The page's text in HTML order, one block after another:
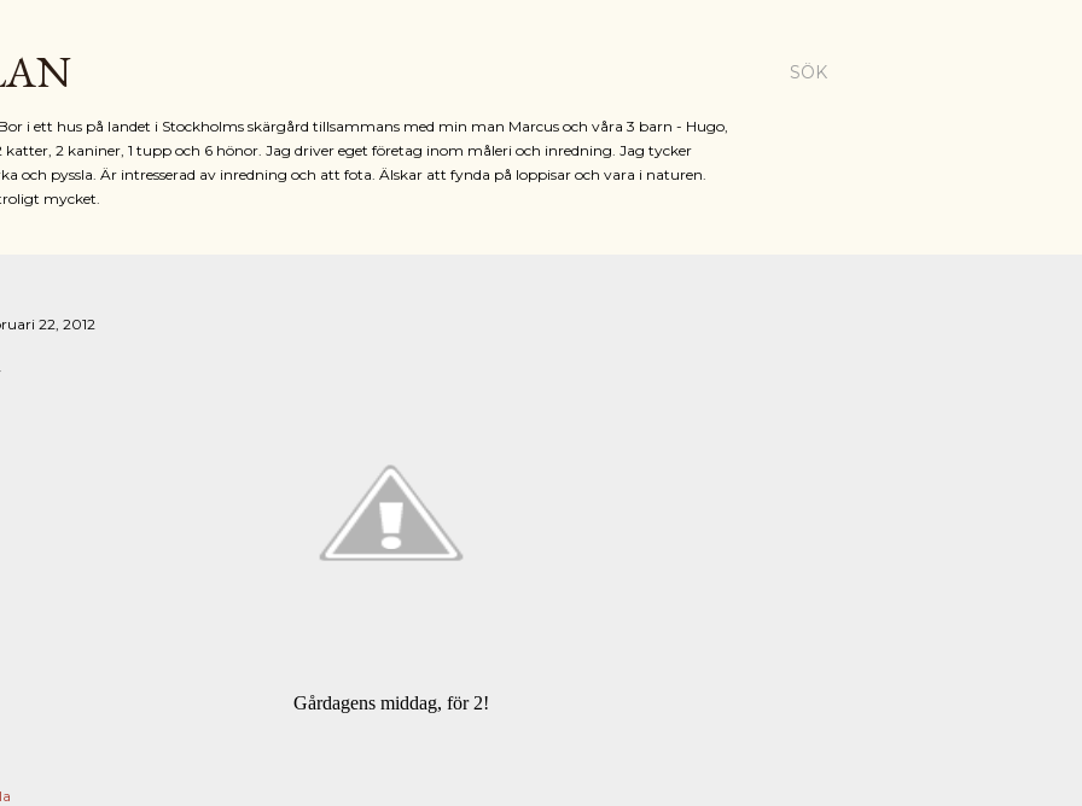
SÖK
i ett hus på landet i Stockholms skärgård tillsammans med min man Marcus och våra 3 barn - Hugo,
katter, 2 kaniner, 1 tupp och 6 hönor. Jag driver eget företag inom måleri och inredning. Jag tycker
och pyssla. Är intresserad av inredning och att fota. Älskar att fynda på loppisar och vara i naturen.
mycket.
22, 2012
Gårdagens middag, för 2!